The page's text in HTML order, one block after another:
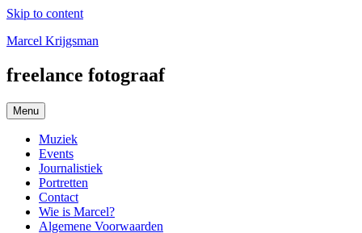
Skip to content
Marcel Krijgsman
freelance fotograaf
Menu
Muziek
Events
Journalistiek
Portretten
Contact
Wie is Marcel?
Algemene Voorwaarden